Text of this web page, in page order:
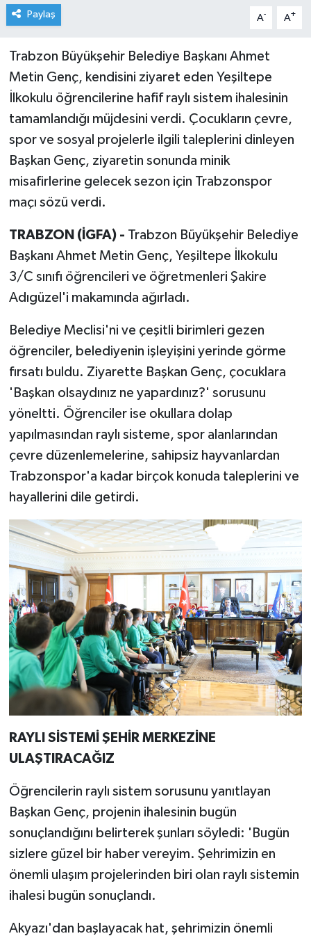
Paylaş A- A+
Trabzon Büyükşehir Belediye Başkanı Ahmet
Metin Genç, kendisini ziyaret eden Yeşiltepe
İlkokulu öğrencilerine hafif raylı sistem ihalesinin
tamamlandığı müjdesini verdi. Çocukların çevre,
spor ve sosyal projelerle ilgili taleplerini dinleyen
Başkan Genç, ziyaretin sonunda minik
misafirlerine gelecek sezon için Trabzonspor
maçı sözü verdi.
TRABZON (İGFA) - Trabzon Büyükşehir Belediye
Başkanı Ahmet Metin Genç, Yeşiltepe İlkokulu
3/C sınıfı öğrencileri ve öğretmenleri Şakire
Adıgüzel'i makamında ağırladı.
Belediye Meclisi'ni ve çeşitli birimleri gezen
öğrenciler, belediyenin işleyişini yerinde görme
fırsatı buldu. Ziyarette Başkan Genç, çocuklara
'Başkan olsaydınız ne yapardınız?' sorusunu
yöneltti. Öğrenciler ise okullara dolap
yapılmasından raylı sisteme, spor alanlarından
çevre düzenlemelerine, sahipsiz hayvanlardan
Trabzonspor'a kadar birçok konuda taleplerini ve
hayallerini dile getirdi.
RAYLI SİSTEMİ ŞEHİR MERKEZİNE
ULAŞTIRACAĞIZ
Öğrencilerin raylı sistem sorusunu yanıtlayan
Başkan Genç, projenin ihalesinin bugün
sonuçlandığını belirterek şunları söyledi: 'Bugün
sizlere güzel bir haber vereyim. Şehrimizin en
önemli ulaşım projelerinden biri olan raylı sistemin
ihalesi bugün sonuçlandı.
Akyazı'dan başlayacak hat, şehrimizin önemli